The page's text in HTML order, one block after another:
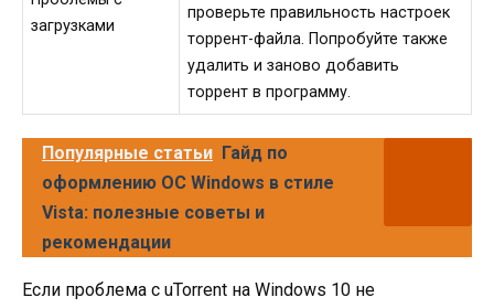
загрузками
проверьте правильность настроек
торрент-файла. Попробуйте также
удалить и заново добавить
торрент в программу.
Популярные статьи Гайд по
оформлению ОС Windows в стиле
Vista: полезные советы и
рекомендации
Если проблема с uTorrent на Windows 10 не